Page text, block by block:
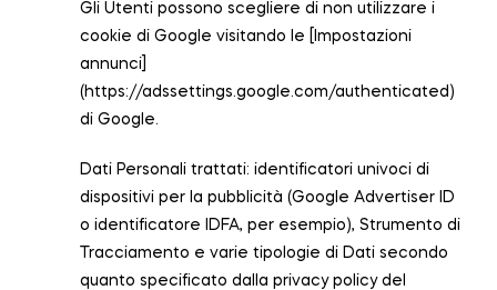
Gli Utenti possono scegliere di non utilizzare i
cookie di Google visitando le [Impostazioni
annunci]
(https://adssettings.google.com/authenticated)
di Google.
Dati Personali trattati: identificatori univoci di
dispositivi per la pubblicità (Google Advertiser ID
o identificatore IDFA, per esempio), Strumento di
Tracciamento e varie tipologie di Dati secondo
quanto specificato dalla privacy policy del